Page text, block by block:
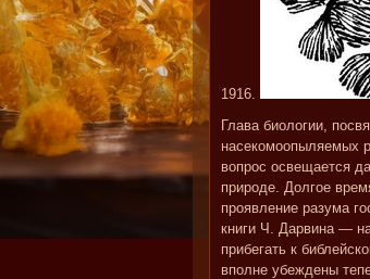
1916.
Глава биологии,
насекомоопыляемых
вопрос освещается
природе. Долгое
проявление разума
книги Ч. Дарвина —
прибегать к
вполне убеждены